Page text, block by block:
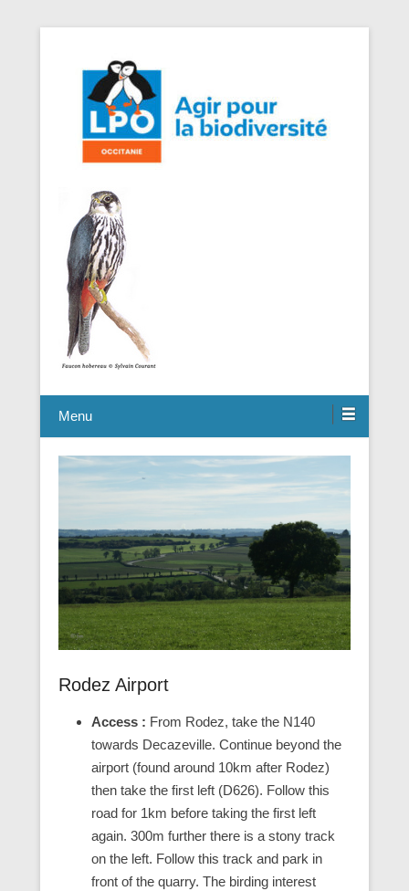
LPO Occitanie DT Aveyron
Menu
Rodez Airport
Access : From Rodez, take the N140
towards Decazeville. Continue beyond the
airport (found around 10km after Rodez)
then take the first left (D626). Follow this
road for 1km before taking the first left
again. 300m further there is a stony track
on the left. Follow this track and park in
front of the quarry. The birding interest